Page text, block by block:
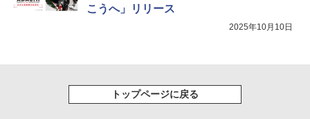
こうへ」リリース
2025年10月10日
トップページに戻る